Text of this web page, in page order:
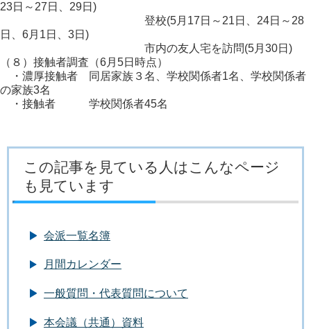
23日～27日、29日)
登校(5月17日～21日、24日～28
日、6月1日、3日)
市内の友人宅を訪問(5月30日)
（８）接触者調査（6月5日時点）
・濃厚接触者 同居家族３名、学校関係者1名、学校関係者
の家族3名
・接触者 学校関係者45名
この記事を見ている人はこんなページ
も見ています
会派一覧名簿
月間カレンダー
一般質問・代表質問について
本会議（共通）資料